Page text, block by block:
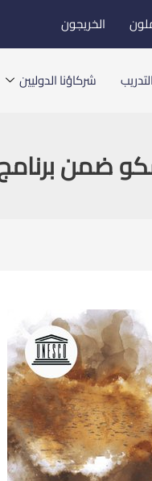
الخريجون
التدريب شركاؤنا الدوليين